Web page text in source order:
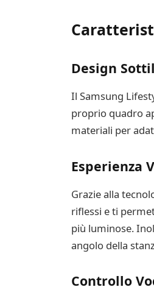
Design
Il Samsung
proprio quadro
materiali per
Esperienza
Grazie alla
riflessi e ti
più luminose.
angolo della
Controllo